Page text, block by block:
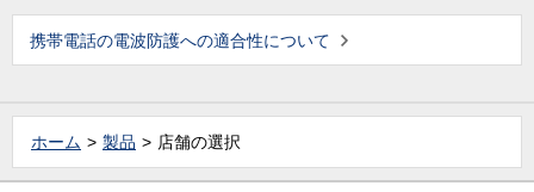
携帯電話の電波防護への適合性について
ホーム 製品 店舗の選択